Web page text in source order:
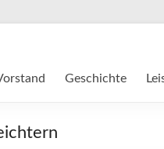
Geschichte